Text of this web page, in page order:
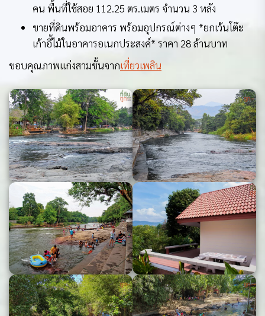
คน พื้นที่ใช้สอย 112.25 ตร.เมตร จำนวน 3 หลัง
ขายที่ดินพร้อมอาคาร พร้อมอุปกรณ์ต่างๆ *ยกเว้นโต๊ะ
เก้าอี้ไม้ในอาคารอเนกประสงค์* ราคา 28 ล้านบาท
ขอบคุณภาพแก่งสามชั้นจากเที่ยวเพลิน